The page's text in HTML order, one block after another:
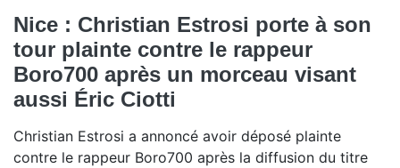
Nice : Christian Estrosi porte à son
tour plainte contre le rappeur
Boro700 après un morceau visant
aussi Éric Ciotti
Christian Estrosi a annoncé avoir déposé plainte
contre le rappeur Boro700 après la diffusion du titre